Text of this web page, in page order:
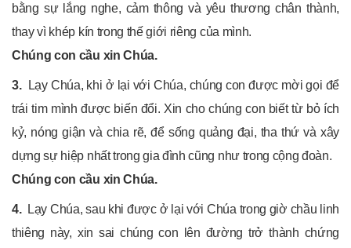
bằng sự lắng nghe, cảm thông và yêu thương chân thành,
thay vì khép kín trong thế giới riêng của mình.
Chúng con cầu xin Chúa.
3.
Lạy Chúa, khi ở lại với Chúa, chúng con được mời gọi để
trái tim mình được biến đổi. Xin cho chúng con biết từ bỏ ích
kỷ, nóng giận và chia rẽ, để sống quảng đại, tha thứ và xây
dựng sự hiệp nhất trong gia đình cũng như trong cộng đoàn.
Chúng con cầu xin Chúa.
4. Lạy Chúa, sau khi được ở lại với Chúa trong giờ chầu linh
thiêng này, xin sai chúng con lên đường trở thành chứng